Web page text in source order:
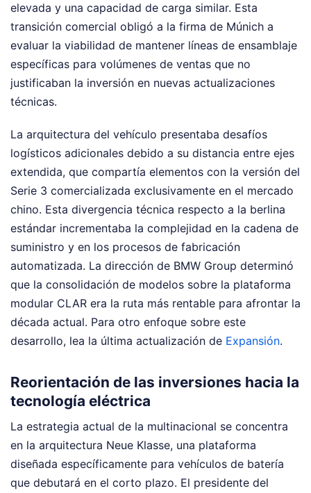
elevada y una capacidad de carga similar. Esta
transición comercial obligó a la firma de Múnich a
evaluar la viabilidad de mantener líneas de ensamblaje
específicas para volúmenes de ventas que no
justificaban la inversión en nuevas actualizaciones
técnicas.
La arquitectura del vehículo presentaba desafíos
logísticos adicionales debido a su distancia entre ejes
extendida, que compartía elementos con la versión del
Serie 3 comercializada exclusivamente en el mercado
chino. Esta divergencia técnica respecto a la berlina
estándar incrementaba la complejidad en la cadena de
suministro y en los procesos de fabricación
automatizada. La dirección de BMW Group determinó
que la consolidación de modelos sobre la plataforma
modular CLAR era la ruta más rentable para afrontar la
década actual. Para otro enfoque sobre este
desarrollo, lea la última actualización de Expansión.
Reorientación de las inversiones hacia la
tecnología eléctrica
La estrategia actual de la multinacional se concentra
en la arquitectura Neue Klasse, una plataforma
diseñada específicamente para vehículos de batería
que debutará en el corto plazo. El presidente del